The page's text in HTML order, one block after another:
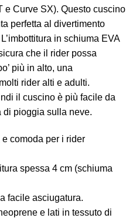
e Curve SX). Questo cuscino
perfetta al divertimento
in schiuma EVA
che il rider possa
più in alto, una
rider alti e adulti.
il cuscino è più facile da
di pioggia sulla neve.
comoda per i rider
spessa 4 cm (schiuma
facile asciugatura.
e lati in tessuto di